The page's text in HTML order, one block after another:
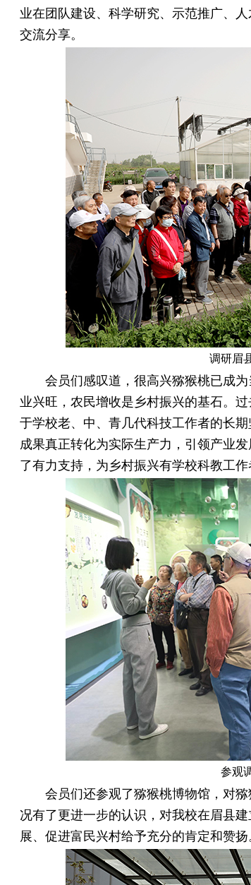
业在团队建设、科学研究、示范推广、
交流分享。
调研眉
会员们感叹道，很高兴猕猴桃已成为
业兴旺，农民增收是乡村振兴的基石。
于学校老、中、青几代科技工作者的长
成果真正转化为实际生产力，引领产业
了有力支持，为乡村振兴有学校科教工作
参观
会员们还参观了猕猴桃博物馆，对猕
况有了更进一步的认识，对我校在眉县
展、促进富民兴村给予充分的肯定和赞扬